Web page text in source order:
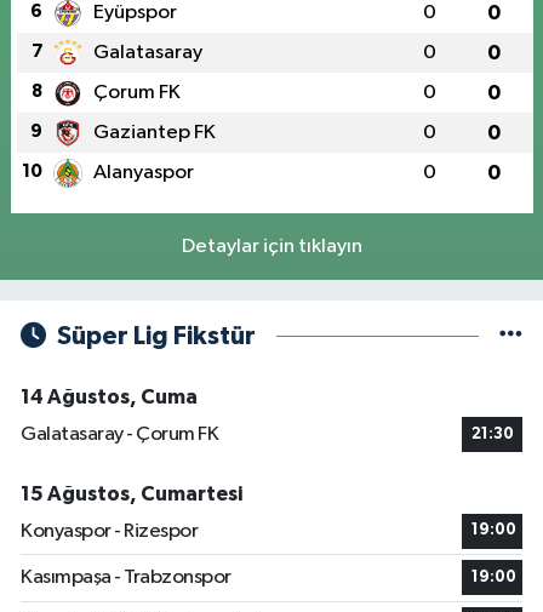
6 Eyüpspor 0 0
7 Galatasaray 0 0
8 Çorum FK 0 0
9 Gaziantep FK 0 0
10 Alanyaspor 0 0
Detaylar için tıklayın
Süper Lig Fikstür
14 Ağustos, Cuma
Galatasaray - Çorum FK
21:30
15 Ağustos, Cumartesi
Konyaspor - Rizespor
19:00
Kasımpaşa - Trabzonspor 19:00